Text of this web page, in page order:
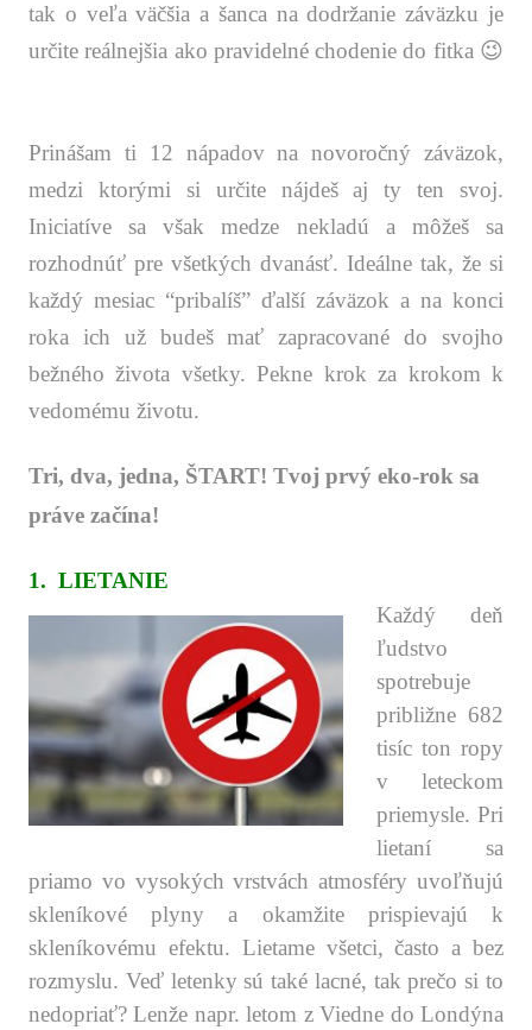
tak o veľa väčšia a šanca na dodržanie záväzku je
určite reálnejšia ako pravidelné chodenie do fitka 😉
Prinášam ti 12 nápadov na novoročný záväzok,
medzi ktorými si určite nájdeš aj ty ten svoj.
Iniciatíve sa však medze nekladú a môžeš sa
rozhodnúť pre všetkých dvanásť. Ideálne tak, že si
každý mesiac “pribalíš” ďalší záväzok a na konci
roka ich už budeš mať zapracované do svojho
bežného života všetky. Pekne krok za krokom k
vedomému životu.
Tri, dva, jedna, ŠTART! Tvoj prvý eko-rok sa
práve začína!
1. LIETANIE
Každý deň
ľudstvo
spotrebuje
približne 682
tisíc ton ropy
v leteckom
priemysle. Pri
lietaní sa
priamo vo vysokých vrstvách atmosféry uvoľňujú
skleníkové plyny a okamžite prispievajú k
skleníkovému efektu. Lietame všetci, často a bez
rozmyslu. Veď letenky sú také lacné, tak prečo si to
nedopriať? Lenže napr. letom z Viedne do Londýna